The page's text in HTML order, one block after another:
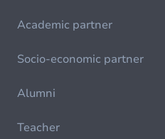
Academic partner
Socio-economic partner
Alumni
Teacher